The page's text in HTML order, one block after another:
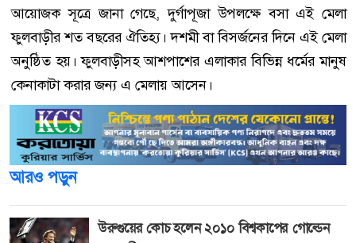
আয়োজক সূত্রে জানা গেছে, দুর্গাপূজা উপলক্ষে বসা এই মেলা
ফুলবাড়ীর শত বছরের ঐতিহ্য। দশমী বা বিসর্জনের দিনে এই মেলা
অনুষ্ঠিত হয়। ফুলবাড়ীসহ আশপাশের এলাকার বিভিন্ন ধর্মের মানুষ
কেনাকাটা করার জন্য এ মেলায় আসেন।
আরও পড়ুন
উরুগুয়ের কোচ হলেন ২০১০ বিশ্বকাপের গোল্ডেন